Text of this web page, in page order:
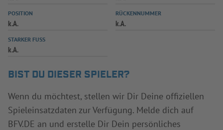
POSITION
k.A.
RÜCKENNUMMER
k.A.
STARKER FUSS
k.A.
BIST DU DIESER SPIELER?
Wenn du möchtest, stellen wir Dir Deine offiziellen
Spieleinsatzdaten zur Verfügung. Melde dich auf
BFV.DE an und erstelle Dir Dein persönliches